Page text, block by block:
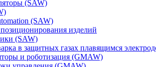
(SAW)
(SAW)
изделий
(SAW)
в защитных газах плавящимся
и роботизация (GMAW)